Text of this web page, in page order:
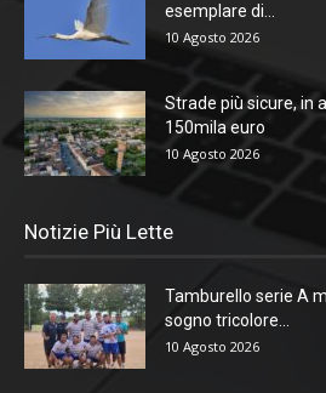
esemplare di...
10 Agosto 2026
Strade più sicure, in
150mila euro
10 Agosto 2026
Notizie Più Lette
Tamburello serie A
sogno tricolore...
10 Agosto 2026